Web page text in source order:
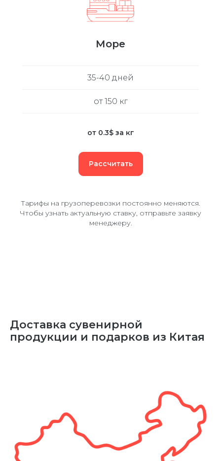
Море
35-40 дней
от 150 кг
от 0.3$ за кг
Рассчитать
Тарифы на грузоперевозки постоянно меняются.
Чтобы узнать актуальную ставку, отправьте заявку
менеджеру.
Доставка сувенирной
продукции и подарков из Китая